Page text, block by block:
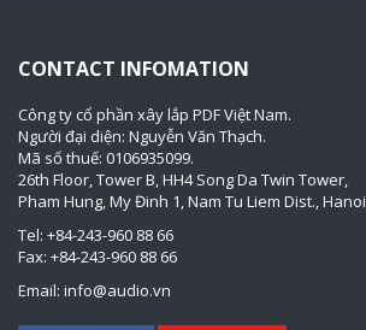
CONTACT INFOMATION
Công ty cổ phần xây lắp PDF Việt Nam.
Người đại diện: Nguyễn Văn Thạch.
Mã số thuế: 0106935099.
26th Floor, Tower B, HH4 Song Da Twin Tower,
Pham Hung, My Đinh 1, Nam Tu Liem Dist., Hanoi
Tel: +84-243-960 88 66
Fax: +84-243-960 88 66
Email: info@audio.vn